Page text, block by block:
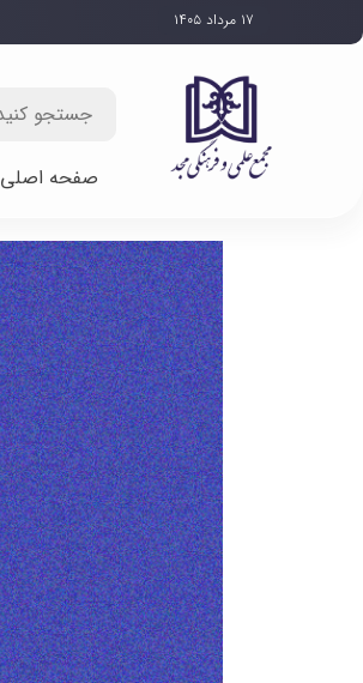
۱۷ مرداد ۱۴۰۵
صفحه اصلی